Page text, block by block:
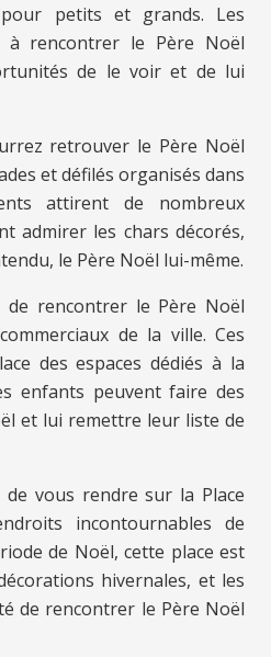
petits et grands. Les
à rencontrer le Père Noël
de le voir et de lui
retrouver le Père Noël
et défilés organisés dans
attirent de nombreux
admirer les chars décorés,
le Père Noël lui-même.
de rencontrer le Père Noël
de la ville. Ces
des espaces dédiés à la
enfants peuvent faire des
et lui remettre leur liste de
de vous rendre sur la Place
incontournables de
de Noël, cette place est
hivernales, et les
de rencontrer le Père Noël